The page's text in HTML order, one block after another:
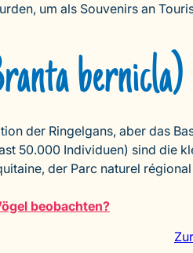
um als Souvenirs an
bernicla)
der Ringelgans, aber das
50.000 Individuen) sind die
der Parc naturel
beobachten?